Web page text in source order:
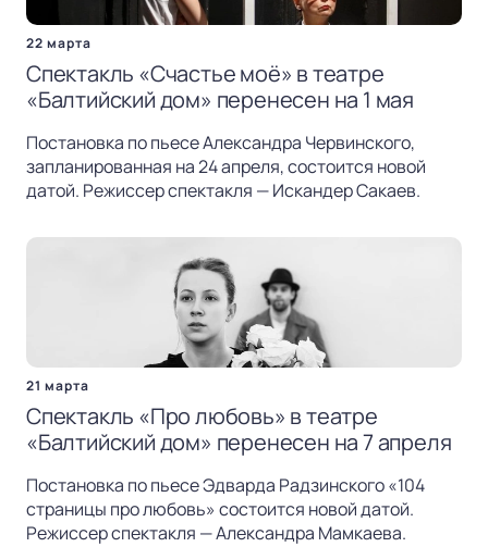
22 марта
Спектакль «Счастье моё» в театре
«Балтийский дом» перенесен на 1 мая
Постановка по пьесе Александра Червинского,
запланированная на 24 апреля, состоится новой
датой. Режиссер спектакля — Искандер Сакаев.
21 марта
Спектакль «Про любовь» в театре
«Балтийский дом» перенесен на 7 апреля
Постановка по пьесе Эдварда Радзинского «104
страницы про любовь» состоится новой датой.
Режиссер спектакля — Александра Мамкаева.